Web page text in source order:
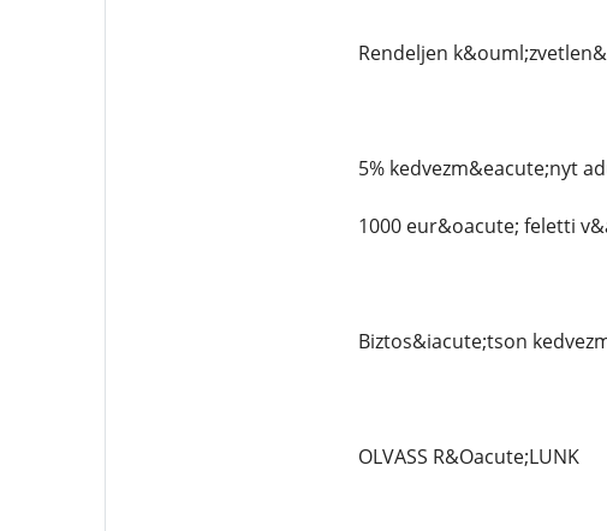
Rendeljen
5% kedvezm&eacute;nyt
1000 eur&oacute; feletti
Biztos&iacute;tson
OLVASS R&Oacute;LUNK